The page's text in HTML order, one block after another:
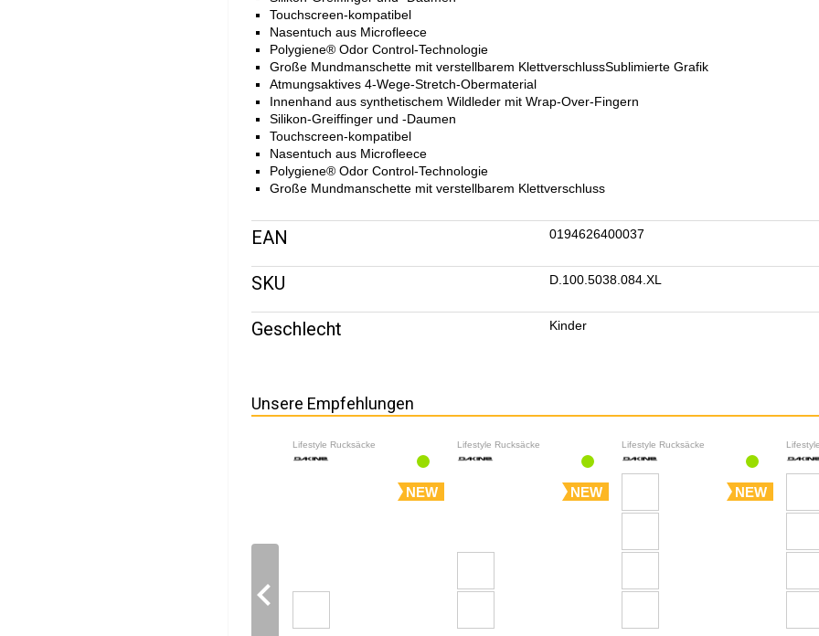
Touchscreen-kompatibel
Nasentuch aus Microfleece
Polygiene® Odor Control-Technologie
Große Mundmanschette mit verstellbarem KlettverschlussSublimierte Grafik
Atmungsaktives 4-Wege-Stretch-Obermaterial
Innenhand aus synthetischem Wildleder mit Wrap-Over-Fingern
Silikon-Greiffinger und -Daumen
Touchscreen-kompatibel
Nasentuch aus Microfleece
Polygiene® Odor Control-Technologie
Große Mundmanschette mit verstellbarem Klettverschluss
EAN 0194626400037
SKU D.100.5038.084.XL
Geschlecht Kinder
Unsere Empfehlungen
Lifestyle Rucksäcke
NEW
Lifestyle Rucksäcke
NEW
Lifestyle Rucksäcke
NEW
navigate_before